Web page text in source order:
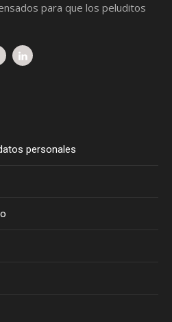
para que los peluditos
personales